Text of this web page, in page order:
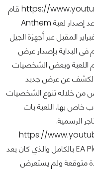
https://www.youtube.com/watch?v=ZFwylDNpgFc قام
أخيراً أستوديو BioWare بالكشف عن موعد إصدار لعبة Anthem
ستتوافر اللعبة فى 22 من فبراير المقبل عبر أجهزة الجيل
البداية بإصدار عرض
اللعبة وبعض الشخصيات
بالكشف عن عرض جديد
من خلاله تنوع الشخصيات
خاص بها. اللعبة بات
الرسمية.
https://
وإلي هنا نكون قد قمنا بتغطية مؤتمر EA Play بالكامل والذي كان يعد
متوقعة ولم يستعرض